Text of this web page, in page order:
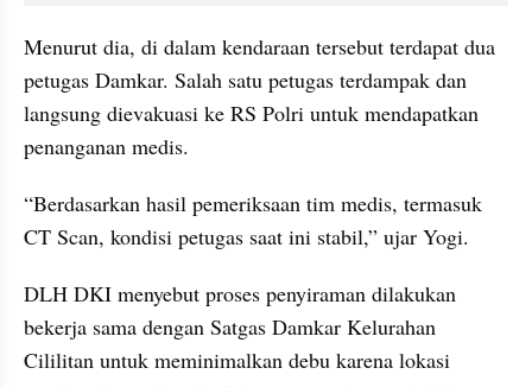
Menurut dia, di dalam kendaraan tersebut terdapat dua
petugas Damkar. Salah satu petugas terdampak dan
langsung dievakuasi ke RS Polri untuk mendapatkan
penanganan medis.
“Berdasarkan hasil pemeriksaan tim medis, termasuk
CT Scan, kondisi petugas saat ini stabil,” ujar Yogi.
DLH DKI menyebut proses penyiraman dilakukan
bekerja sama dengan Satgas Damkar Kelurahan
Cililitan untuk meminimalkan debu karena lokasi